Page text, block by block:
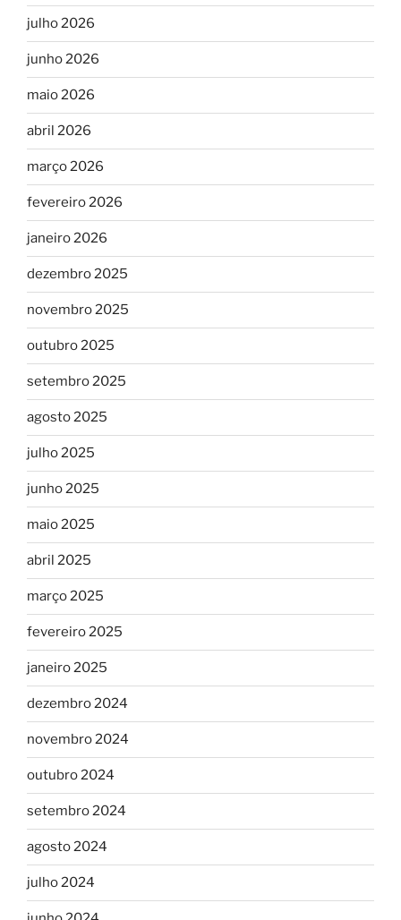
julho 2026
junho 2026
maio 2026
abril 2026
março 2026
fevereiro 2026
janeiro 2026
dezembro 2025
novembro 2025
outubro 2025
setembro 2025
agosto 2025
julho 2025
junho 2025
maio 2025
abril 2025
março 2025
fevereiro 2025
janeiro 2025
dezembro 2024
novembro 2024
outubro 2024
setembro 2024
agosto 2024
julho 2024